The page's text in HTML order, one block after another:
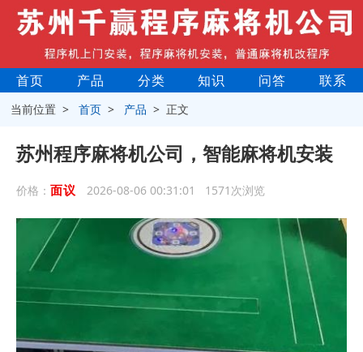
首页 产品 分类 知识 问答 联系
当前位置 >首页 > 产品 > 正文
苏州程序麻将机公司，智能麻将机安装
价格： 面议 2026-08-06 00:31:01 1571次浏览